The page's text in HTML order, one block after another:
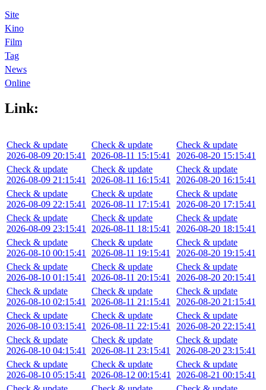
Site
Kino
Film
Tag
News
Online
Link:
Check & update
2026-08-09 20:15:41
Check & update
2026-08-09 21:15:41
Check & update
2026-08-09 22:15:41
Check & update
2026-08-09 23:15:41
Check & update
2026-08-10 00:15:41
Check & update
2026-08-10 01:15:41
Check & update
2026-08-10 02:15:41
Check & update
2026-08-10 03:15:41
Check & update
2026-08-10 04:15:41
Check & update
2026-08-10 05:15:41
Check & update
2026-08-11 15:15:41
Check & update
2026-08-11 16:15:41
Check & update
2026-08-11 17:15:41
Check & update
2026-08-11 18:15:41
Check & update
2026-08-11 19:15:41
Check & update
2026-08-11 20:15:41
Check & update
2026-08-11 21:15:41
Check & update
2026-08-11 22:15:41
Check & update
2026-08-11 23:15:41
Check & update
2026-08-12 00:15:41
Check & update
2026-08-20 15:15:41
Check & update
2026-08-20 16:15:41
Check & update
2026-08-20 17:15:41
Check & update
2026-08-20 18:15:41
Check & update
2026-08-20 19:15:41
Check & update
2026-08-20 20:15:41
Check & update
2026-08-20 21:15:41
Check & update
2026-08-20 22:15:41
Check & update
2026-08-20 23:15:41
Check & update
2026-08-21 00:15:41